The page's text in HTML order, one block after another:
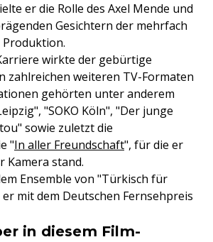
er die Rolle des Axel Mende und
Gesichtern der mehrfach
wirkte der gebürtige
zahlreichen weiteren TV-Formaten
gehörten unter anderem
"SOKO Köln", "Der junge
sowie zuletzt die
"In aller Freundschaft", für die er
Kamera stand.
Ensemble von "Türkisch für
mit dem Deutschen Fernsehpreis
in diesem Film-